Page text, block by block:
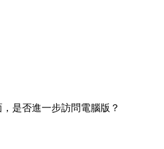
是否進一步訪問電腦版？